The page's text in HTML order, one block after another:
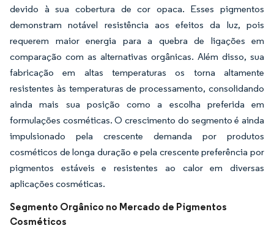
devido à sua cobertura de cor opaca. Esses pigmentos
demonstram notável resistência aos efeitos da luz, pois
requerem maior energia para a quebra de ligações em
comparação com as alternativas orgânicas. Além disso, sua
fabricação em altas temperaturas os torna altamente
resistentes às temperaturas de processamento, consolidando
ainda mais sua posição como a escolha preferida em
formulações cosméticas. O crescimento do segmento é ainda
impulsionado pela crescente demanda por produtos
cosméticos de longa duração e pela crescente preferência por
pigmentos estáveis e resistentes ao calor em diversas
aplicações cosméticas.
Segmento Orgânico no Mercado de Pigmentos
Cosméticos